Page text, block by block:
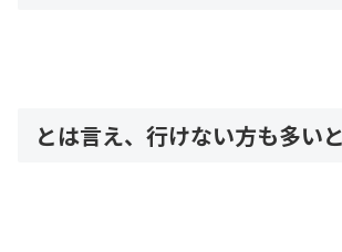
とは言え、行けない方も多いと